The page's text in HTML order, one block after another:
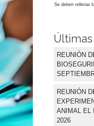
Se deben rellenar
REUNIÓN
REUNIÓN
ANIMAL EL
2026